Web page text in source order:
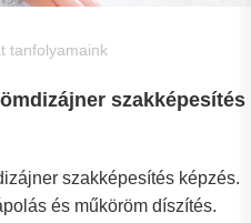
tanfolyamaink
szakképesítés
szakképesítés képzés.
és műköröm díszítés.